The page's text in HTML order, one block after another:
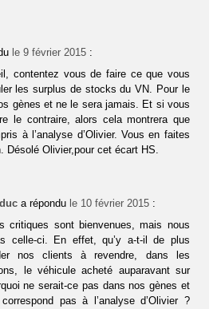
le 9 février 2015 :
contentez vous de faire ce que vous
les surplus de stocks du VN. Pour le
gènes et ne le sera jamais. Et si vous
le contraire, alors cela montrera que
à l’analyse d’Olivier. Vous en faites
Désolé Olivier,pour cet écart HS.
a répondu le 10 février 2015 :
critiques sont bienvenues, mais nous
celle-ci. En effet, qu’y a-t-il de plus
nos clients à revendre, dans les
le véhicule acheté auparavant sur
ne serait-ce pas dans nos gènes et
pas à l’analyse d’Olivier ?